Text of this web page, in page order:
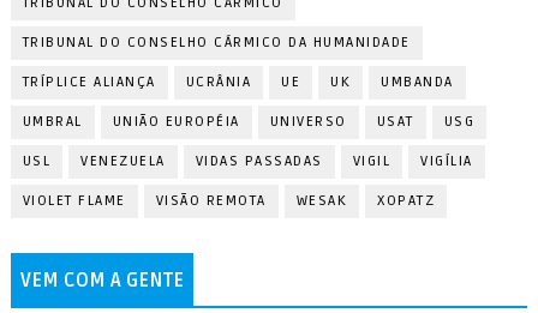
TRIBUNAL DO CONSELHO CÁRMICO DA HUMANIDADE
TRÍPLICE ALIANÇA UCRÂNIA UE UK UMBANDA
UMBRAL UNIÃO EUROPÉIA UNIVERSO USAT USG
USL VENEZUELA VIDAS PASSADAS VIGIL VIGÍLIA
VIOLET FLAME VISÃO REMOTA WESAK XOPATZ
VEM COM A GENTE